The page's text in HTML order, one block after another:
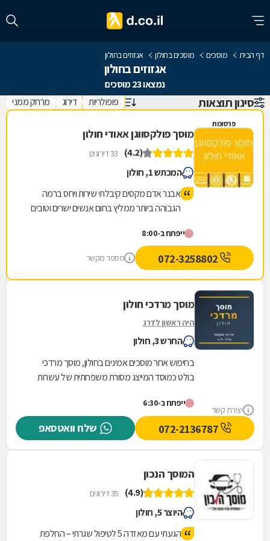
דף הבית מוסכים מוסכים בחולון אגזוזים בחולון
אגזוזים בחולון
נמצאו 23 מוסכים
סינון תוצאות פופולריות דירוג מרחק ממני
פרסומת
מוסך פולקסווגן אאודי חולון
(4.2) 33 דירוגים
המכתש 1, חולון
אבנר אדם מקסים קיבלתי שירות ויחס ברמה
הגבוהה ביותר ממליץ בחום אנשים ישרים וטובים
ייפתח ב-8:00
מספר מקשר
יצירת קשר
מוסך מרדכי חולון
היה ראשון לדרג
החרש 3, חולון
בחיפוש אחר מוסכים אמינים בחולון, מוסך מרדכי
בולט כמוסד המייצג מסורת משפחתית של עשרות
והמקצועיות...
ייפתח ב-6:30
שלח וואטסאפ
המוסך הנכון
(4.9) 35 דירוגים
היוצר 5, חולון
הגעתי עם מאזדה 5 לטיפול שגרתי – החלפת